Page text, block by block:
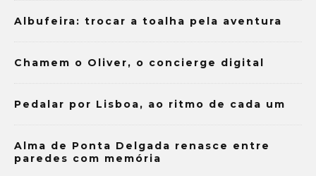
Albufeira: trocar a toalha pela aventura
Chamem o Oliver, o concierge digital
Pedalar por Lisboa, ao ritmo de cada um
Alma de Ponta Delgada renasce entre
paredes com memória